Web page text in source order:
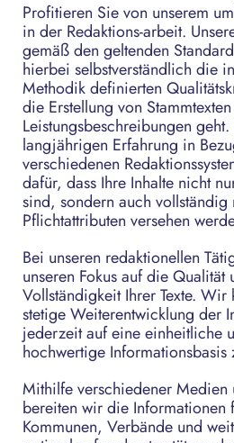
Profitieren Sie von unserem
in der Redaktions-arbeit.
gemäß den geltenden
hierbei selbstverständlich die
Methodik definierten
die Erstellung von
Leistungsbeschreibungen
langjährigen Erfahrung in
verschiedenen
dafür, dass Ihre Inhalte nicht
sind, sondern auch vollständig
Pflichtattributen versehen
Bei unseren redaktionellen
unseren Fokus auf die Qualität
Vollständigkeit Ihrer Texte.
stetige Weiterentwicklung der
jederzeit auf eine einheitliche
hochwertige Informationsbasis
Mithilfe verschiedener Medien
bereiten wir die Informationen
Kommunen, Verbände und